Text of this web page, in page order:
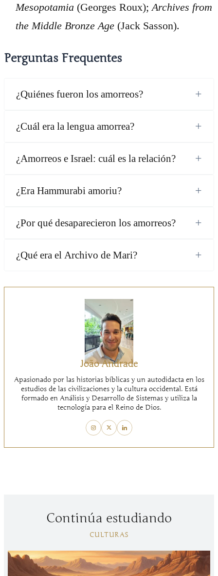
Mesopotamia (Georges Roux); Archives from
the Middle Bronze Age (Jack Sasson).
Perguntas Frequentes
¿Quiénes fueron los amorreos? +
¿Cuál era la lengua amorrea? +
¿Amorreos e Israel: cuál es la relación? +
¿Era Hammurabi amoriu? +
¿Por qué desaparecieron los amorreos? +
¿Qué era el Archivo de Mari? +
João Andrade
Apasionado por las historias bíblicas y un autodidacta en los
estudios de las civilizaciones y la cultura occidental. Está
formado en Análisis y Desarrollo de Sistemas y utiliza la
tecnología para el Reino de Dios.
Continúa estudiando
CULTURAS